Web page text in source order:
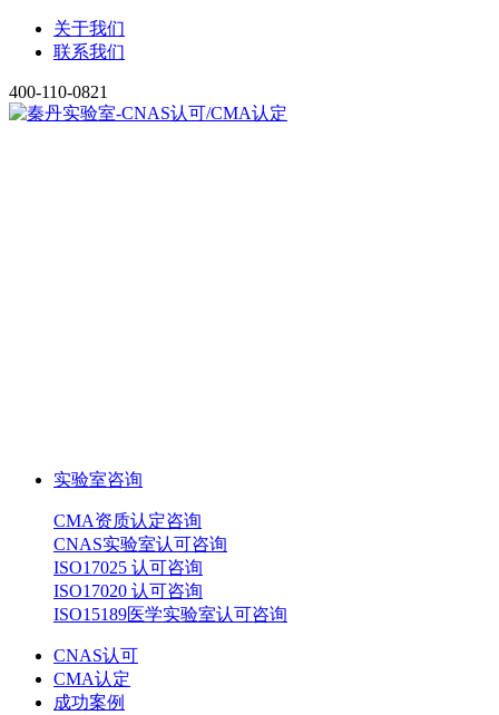
关于我们
联系我们
400-110-0821
实验室咨询
CMA资质认定咨询
CNAS实验室认可咨询
ISO17025 认可咨询
ISO17020 认可咨询
ISO15189医学实验室认可咨询
CNAS认可
CMA认定
成功案例